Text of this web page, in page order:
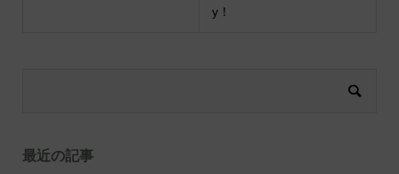
y！
最近の記事